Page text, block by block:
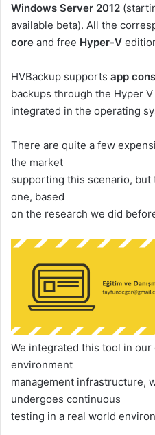
Windows Server 2012
available beta). All the
core and free Hyper-V
HVBackup supports app
backups through the Hyper
integrated in the operating
There are quite a few
the market
supporting this scenario,
one, based
on the research we did
We integrated this tool in our
environment
management infrastructure,
undergoes continuous
testing in a real world